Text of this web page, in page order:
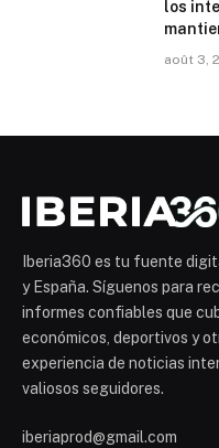
los
août 3,
Iberia360 es tu fuente
y España. Síguenos para
informes confiables que
económicos, deportivos y
experiencia de noticias
valiosos seguidores.
iberiaprod@gmail.com